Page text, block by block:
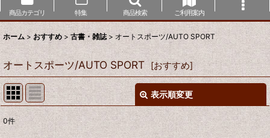
商品カテゴリ 特集 商品検索 ご利用案内
ホーム > おすすめ > 古書・雑誌 > オートスポーツ/AUTO SPORT
オートスポーツ/AUTO SPORT [おすすめ]
表示順変更
表示数 :
0件